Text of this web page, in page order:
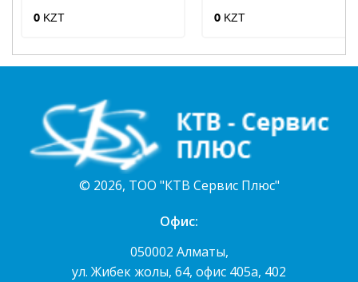
0 KZT 0 KZT
© 2026, ТОО "КТВ Сервис Плюс"
Офис:
050002 Алматы,
ул. Жибек жолы, 64, офис 405а, 402